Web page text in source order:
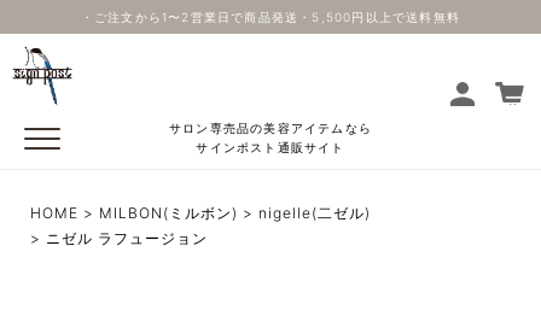
・ご注文から1〜2営業日で商品発送・5,500円以上で送料無料
サロン専売品の美容アイテムなら
サインポスト通販サイト
HOME MILBON(ミルボン)
nigelle(二ゼル)
ニゼル ラフュージョン